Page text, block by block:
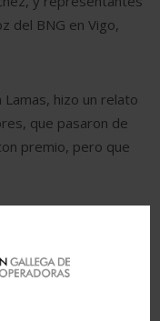
del BNG en Vigo,
Lamas, hizo un relato
que pasaron de
premio, pero que
y de
genera ansiedad por